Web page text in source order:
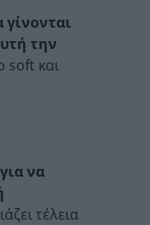
την
soft και
να
τέλεια